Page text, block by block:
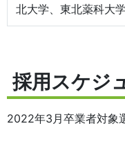
北大学、東北薬科大
採用スケジ
2022年3月卒業者対象